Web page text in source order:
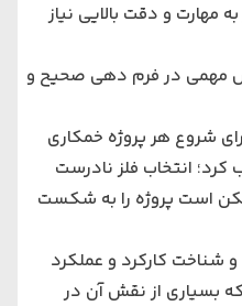
مهارت و دقت بالایی نیاز
مهمی در فرم دهی صحیح و
شروع هر پروژه خمکاری
کرد؛ انتخاب فلز نادرست
است پروژه را به شکست
شناخت کارکرد و عملکرد
بسیاری از نقش آن در